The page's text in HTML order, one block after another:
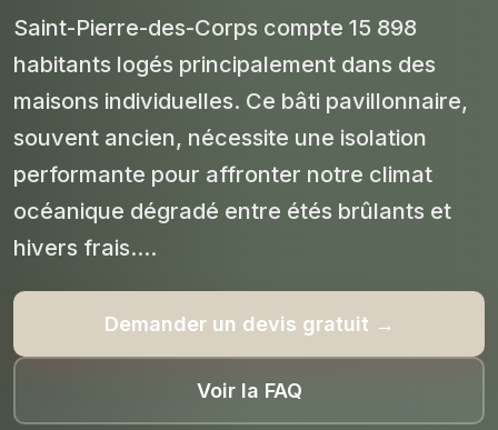
Saint-Pierre-des-Corps compte 15 898
habitants logés principalement dans des
maisons individuelles. Ce bâti pavillonnaire,
souvent ancien, nécessite une isolation
performante pour affronter notre climat
océanique dégradé entre étés brûlants et
hivers frais....
Demander un devis gratuit →
Voir la FAQ